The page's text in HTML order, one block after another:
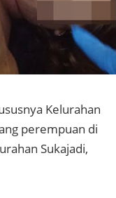
Kelurahan
perempuan di
Sukajadi,